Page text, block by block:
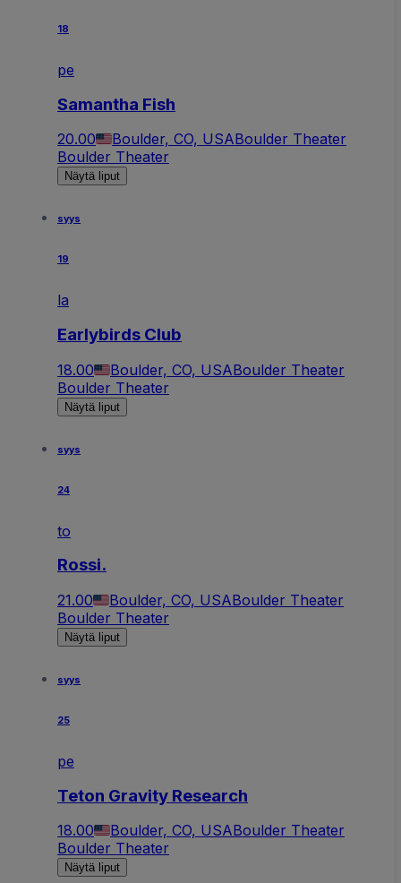
18
pe
Samantha Fish
20.00 Boulder, CO, USABoulder Theater
Boulder Theater
Näytä liput
syys
19
la
Earlybirds Club
18.00 Boulder, CO, USABoulder Theater
Boulder Theater
Näytä liput
syys
24
to
Rossi.
21.00 Boulder, CO, USABoulder Theater
Boulder Theater
Näytä liput
syys
25
pe
Teton Gravity Research
18.00 Boulder, CO, USABoulder Theater
Boulder Theater
Näytä liput